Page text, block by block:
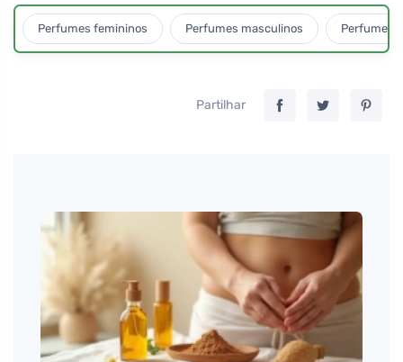
Perfumes femininos Perfumes masculinos Perfumes
Partilhar